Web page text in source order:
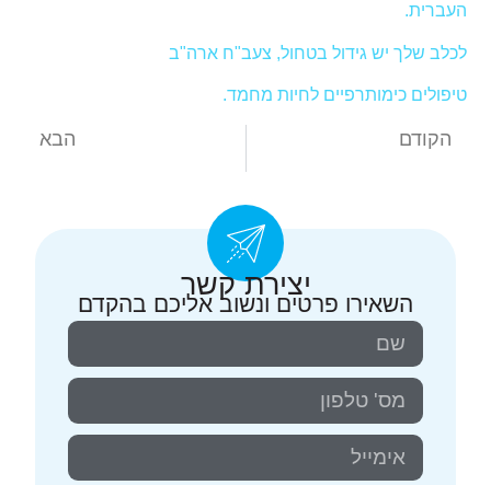
יצירת קשר
השאירו פרטים ונשוב אליכם בהקדם
העברית.
לכלב שלך יש גידול בטחול, צעב"ח ארה"ב
טיפולים כימותרפיים לחיות מחמד.
הקודם הבא